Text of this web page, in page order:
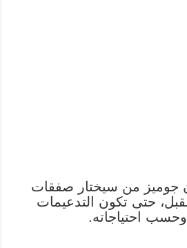
جوميز من سيختار صفقات
حتى تكون التدعيمات
وحسب احتياجاته.